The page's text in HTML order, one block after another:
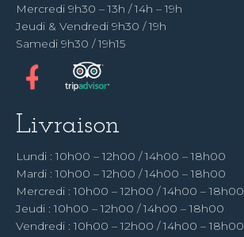
Mercredi 9h30 – 13h / 14h – 19h
Jeudi & Vendredi 9h30 / 19h
Samedi 9h30 / 19h15
Livraison
Lundi : 10h00 – 12h00 / 14h00 – 18h00
Mardi : 10h00 – 12h00 / 14h00 – 18h00
Mercredi : 10h00 – 12h00 / 14h00 – 18h00
Jeudi : 10h00 – 12h00 / 14h00 – 18h00
Vendredi : 10h00 – 12h00 / 14h00 – 18h00